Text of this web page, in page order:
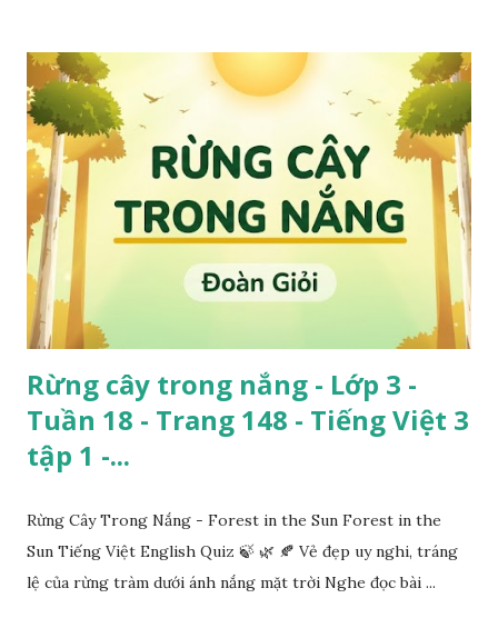
Rừng cây trong nắng - Lớp 3 -
Tuần 18 - Trang 148 - Tiếng Việt 3
tập 1 -...
Rừng Cây Trong Nắng - Forest in the Sun Forest in the
Sun Tiếng Việt English Quiz 🍃 🌿 🍂 Vẻ đẹp uy nghi, tráng
lệ của rừng tràm dưới ánh nắng mặt trời Nghe đọc bài ...